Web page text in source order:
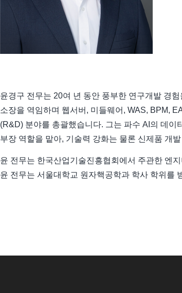
윤경구 전무는 20여 년 동안 풍부한 연구개발 경
소장을 역임하며 웹서버, 미들웨어, WAS, BPM,
(R&D) 분야를 총괄했습니다. 그는 파수 AI의 데
부장 역할을 맡아, 기술력 강화는 물론 신제품 개
윤 전무는 한국산업기술진흥협회에서 주관한 엔
윤 전무는 서울대학교 원자핵공학과 학사 학위를